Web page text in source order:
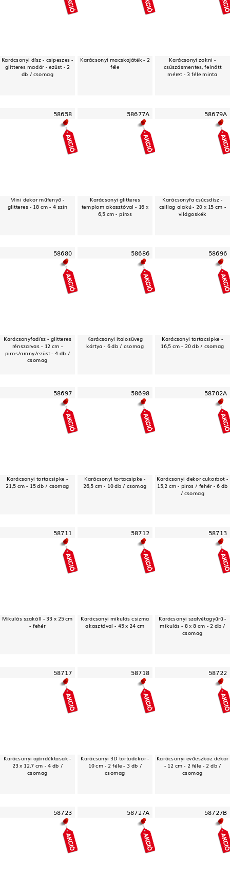
Karácsonyi dísz - csipeszes -
glitteres madár - ezüst - 2
db / csomag
Karácsonyi macskajáték - 2
féle
Karácsonyi zokni -
csúszásmentes, felnőtt
méret - 3 féle minta
58658
Mini dekor műfenyő -
glitteres - 18 cm - 4 szín
58677A
Karácsonyi glitteres
templom akasztóval - 16 x
6,5 cm - piros
58679A
Karácsonyfa csúcsdísz -
csillag alakú - 20 x 15 cm -
világoskék
58680
Karácsonyfadísz - glitteres
rénszarvas - 12 cm -
piros/arany/ezüst - 4 db /
csomag
58686
Karácsonyi italosüveg
kártya - 6 db / csomag
58696
Karácsonyi tortacsipke -
16,5 cm - 20 db / csomag
58697
Karácsonyi tortacsipke -
21,5 cm - 15 db / csomag
58698
Karácsonyi tortacsipke -
26,5 cm - 10 db / csomag
58702A
Karácsonyi dekor cukorbot -
15,2 cm - piros / fehér - 6 db
/ csomag
58711
Mikulás szakáll - 33 x 25 cm
- fehér
58712
Karácsonyi mikulás csizma
akasztóval - 45 x 24 cm
58713
Karácsonyi szalvétagyűrű -
mikulás - 8 x 8 cm - 2 db /
csomag
58717
Karácsonyi ajándéktasak -
23 x 12,7 cm - 4 db /
csomag
58718
Karácsonyi 3D tortadekor -
10 cm - 2 féle - 3 db /
csomag
58722
Karácsonyi evőeszköz dekor
- 12 cm - 2 féle - 2 db /
csomag
58723 58727A 58727B